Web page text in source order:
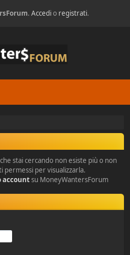
. Accedio registrati.
stai cercando non esiste più o non
permessi per visualizzarla.
accountsu MoneyWantersForum